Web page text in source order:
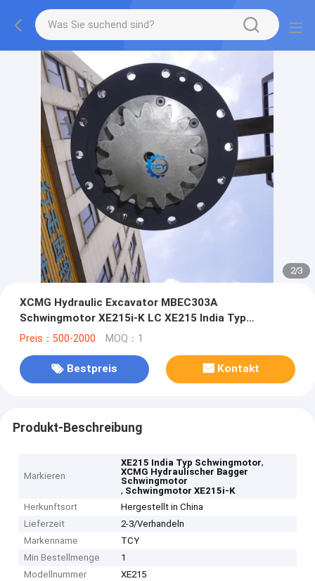
2/3
XCMG Hydraulic Excavator MBEC303A
Schwingmotor XE215i-K LC XE215 India Typ
Schwingmotor mit Getriebe
Preis：500-2000 MOQ：1
Bestpreis Kontakt
Produkt-Beschreibung
Markieren
XE215 India Typ Schwingmotor,
XCMG Hydraulischer Bagger
Schwingmotor
, Schwingmotor XE215i-K
Herkunftsort
Hergestellt in China
Lieferzeit
2-3/Verhandeln
Markenname
TCY
Min Bestellmenge
1
Modellnummer
XE215